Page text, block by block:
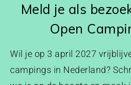
Meld je als
Open
Wil je op 3 april 2027
campings in Nederland?